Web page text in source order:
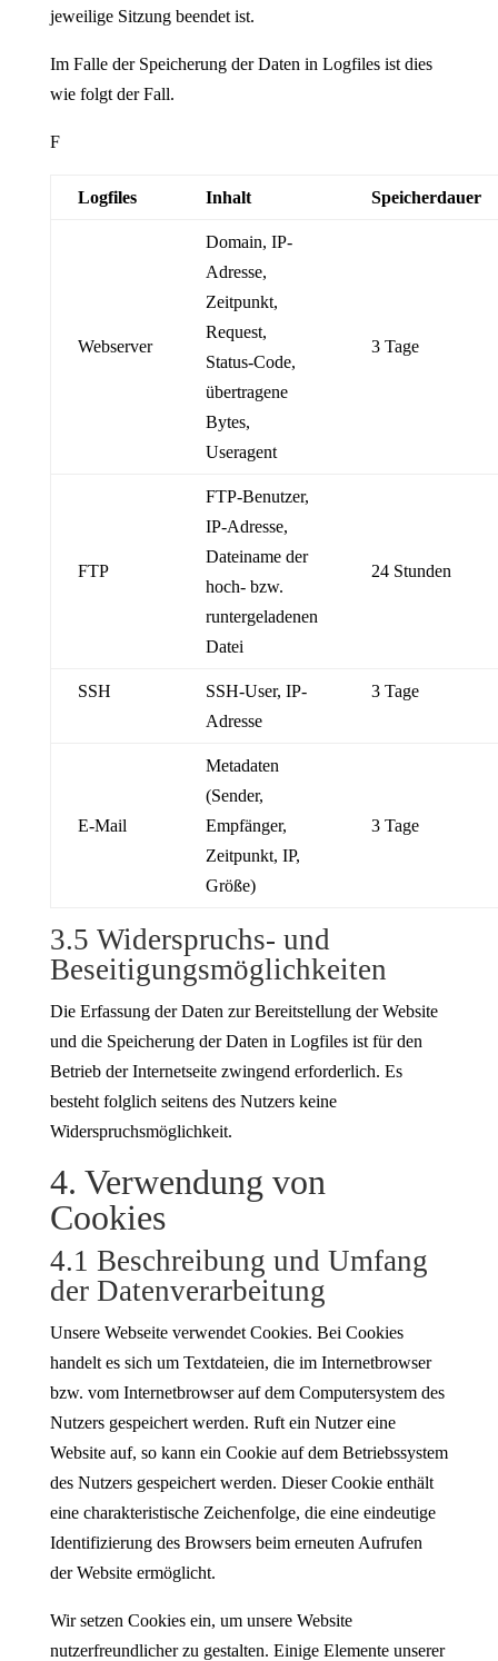
jeweilige Sitzung beendet ist.
Im Falle der Speicherung der Daten in Logfiles ist dies
wie folgt der Fall.
F
Logfiles Inhalt Speicherdauer
Webserver
Domain, IP-
Adresse,
Zeitpunkt,
Request,
Status-Code,
übertragene
Bytes,
Useragent
3 Tage
FTP
FTP-Benutzer,
IP-Adresse,
Dateiname der
hoch- bzw.
runtergeladenen
Datei
24 Stunden
SSH
SSH-User, IP-
Adresse
3 Tage
E-Mail
Metadaten
(Sender,
Empfänger,
Zeitpunkt, IP,
Größe)
3 Tage
3.5 Widerspruchs- und
Beseitigungsmöglichkeiten
Die Erfassung der Daten zur Bereitstellung der Website
und die Speicherung der Daten in Logfiles ist für den
Betrieb der Internetseite zwingend erforderlich. Es
besteht folglich seitens des Nutzers keine
Widerspruchsmöglichkeit.
4. Verwendung von
Cookies
4.1 Beschreibung und Umfang
der Datenverarbeitung
Unsere Webseite verwendet Cookies. Bei Cookies
handelt es sich um Textdateien, die im Internetbrowser
bzw. vom Internetbrowser auf dem Computersystem des
Nutzers gespeichert werden. Ruft ein Nutzer eine
Website auf, so kann ein Cookie auf dem Betriebssystem
des Nutzers gespeichert werden. Dieser Cookie enthält
eine charakteristische Zeichenfolge, die eine eindeutige
Identifizierung des Browsers beim erneuten Aufrufen
der Website ermöglicht.
Wir setzen Cookies ein, um unsere Website
nutzerfreundlicher zu gestalten. Einige Elemente unserer